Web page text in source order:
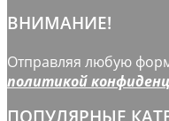
ВНИМАНИЕ!
Отправляя любую
политикой
ПОПУЛЯРНЫЕ